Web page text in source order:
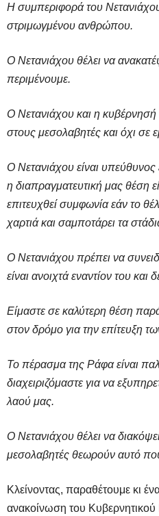
Η συμπεριφορά του Νετανιάχου
στριμωγμένου ανθρώπου.
Ο Νετανιάχου θέλει να
περιμένουμε.
Ο Νετανιάχου και η
στους μεσολαβητές και όχι σε
Ο Νετανιάχου είναι
η διαπραγματευτική μας θέση
επιτευχθεί συμφωνία εάν το
χαρτιά και σαμποτάρει τα
Ο Νετανιάχου πρέπει να
είναι ανοιχτά εναντίον του και
Είμαστε σε καλύτερη θέση
στον δρόμο για την επίτευξη
Το πέρασμα της Ράφα είναι
διαχειριζόμαστε για να
λαού μας.
Ο Νετανιάχου θέλει να
μεσολαβητές θεωρούν αυτό
Κλείνοντας, παραθέτουμε κι
ανακοίνωση του Κυβερνητικού